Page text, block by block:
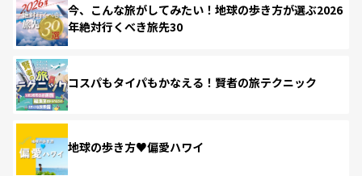
今、こんな旅がしてみたい！地球の歩き方が選ぶ2026
年絶対行くべき旅先30
コスパもタイパもかなえる！賢者の旅テクニック
地球の歩き方♥偏愛ハワイ